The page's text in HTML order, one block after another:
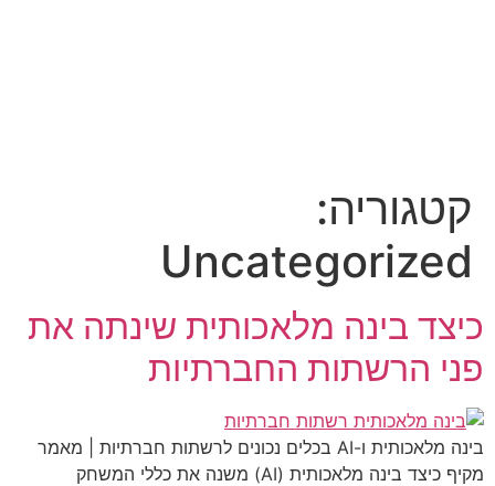
קטגוריה:
Uncategorized
כיצד בינה מלאכותית שינתה את
פני הרשתות החברתיות
בינה מלאכותית ו-AI בכלים נכונים לרשתות חברתיות | מאמר
מקיף כיצד בינה מלאכותית (AI) משנה את כללי המשחק